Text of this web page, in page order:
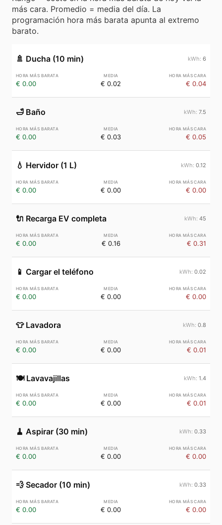
más cara. Promedio = media del día. La
programación hora más barata apunta al extremo
barato.
🚿 Ducha (10 min) 6
€ 0.00 € 0.02 € 0.04
🛁 Baño 7.5
€ 0.00 € 0.03 € 0.05
💧 Hervidor (1 L) 0.12
€ 0.00 € 0.00 € 0.00
🔌 Recarga EV completa 45
€ 0.00 € 0.16 € 0.31
📱 Cargar el teléfono 0.02
€ 0.00 € 0.00 € 0.00
👕 Lavadora 0.8
€ 0.00 € 0.00 € 0.01
🍽️ Lavavajillas 1.4
€ 0.00 € 0.00 € 0.01
🧹 Aspirar (30 min) 0.33
€ 0.00 € 0.00 € 0.00
💨 Secador (10 min) 0.33
€ 0.00 € 0.00 € 0.00